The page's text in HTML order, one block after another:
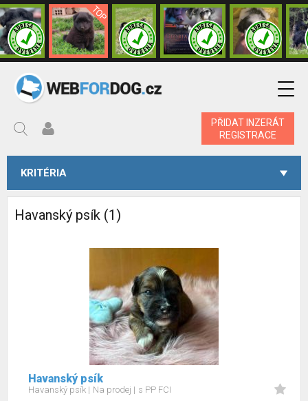
PŘIDAT INZERÁT
REGISTRACE
KRITÉRIA
Havanský psík (1)
Havanský psík
Havanský psík Na prodej s PP FCI